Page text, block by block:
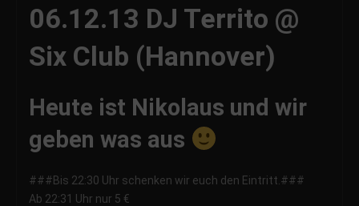
06.12.13 DJ Territo @
Six Club (Hannover)
Heute ist Nikolaus und wir
geben was aus
###Bis 22:30 Uhr schenken wir euch den Eintritt.###
Ab 22:31 Uhr nur 5 €